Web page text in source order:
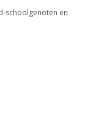
schoolgenoten en